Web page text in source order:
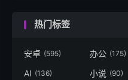
热门标签
安卓 (595) 办公 (175)
AI (136) 小说 (90)